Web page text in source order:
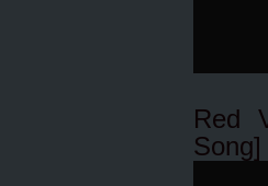
Red
Song]